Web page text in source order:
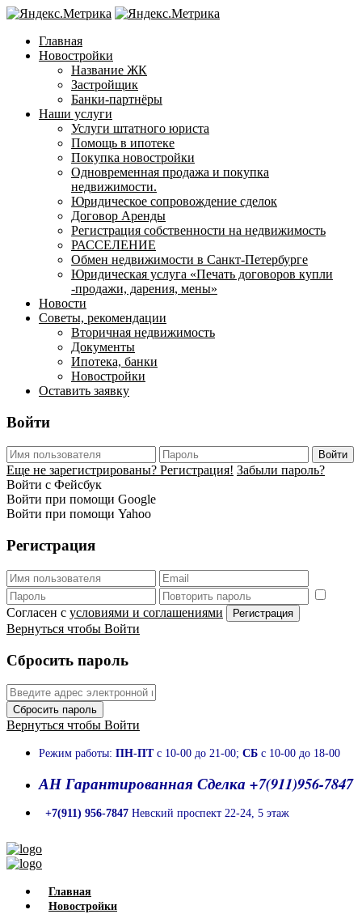
Главная
Новостройки
Название ЖК
Застройщик
Банки-партнёры
Наши услуги
Услуги штатного юриста
Помощь в ипотеке
Покупка новостройки
Одновременная продажа и покупка
недвижимости.
Юридическое сопровождение сделок
Договор Аренды
Регистрация собственности на недвижимость
РАССЕЛЕНИЕ
Обмен недвижимости в Санкт-Петербурге
Юридическая услуга «Печать договоров купли
-продажи, дарения, мены»
Новости
Советы, рекомендации
Вторичная недвижимость
Документы
Ипотека, банки
Новостройки
Оставить заявку
Войти
Войти
Еще не зарегистрированы? Регистрация! Забыли пароль?
Войти с Фейсбук
Войти при помощи Google
Войти при помощи Yahoo
Регистрация
Согласен с условиями и соглашениями Регистрация
Вернуться чтобы Войти
Сбросить пароль
Сбросить пароль
Вернуться чтобы Войти
Режим работы: ПН-ПТс 10-00 до 21-00; СБ с 10-00 до 18-00
АН Гарантированная Сделка +7(911)956-7847
+7(911) 956-7847 Невский проспект 22-24, 5 этаж
Главная
Новостройки